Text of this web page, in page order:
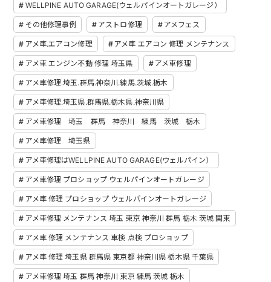
WELLPINE AUTO GARAGE(ウェルパインオートガレージ）
その他修理事例 アストロ修理 アメフェス
アメ車.エアコン修理 アメ車 エアコン 修理 メンテナンス
アメ車 エンジン不動 修理 埼玉県 アメ車修理
アメ車修理.埼玉.群馬.神奈川.練馬.茨城.栃木
アメ車修理.埼玉県.群馬県.栃木県.神奈川県
アメ車修理 埼玉 群馬 神奈川 練馬 茨城 栃木
アメ車修理 埼玉県
アメ車修理はWELLPINE AUTO GARAGE(ウェルパイン）
アメ車修理 プロショップ ウェルパインオートガレージ
アメ車 修理 プロショップ ウェルパインオートガレージ
アメ車修理 メンテナンス 埼玉 東京 神奈川 群馬 栃木 茨城 関東
アメ車 修理 メンテナンス 車検 点検 プロショップ
アメ車 修理 埼玉県 群馬県 東京都 神奈川県 栃木県 千葉県
アメ車修理 埼玉 群馬 神奈川 東京 練馬 茨城 栃木